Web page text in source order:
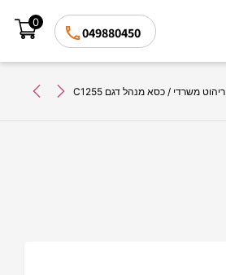
049880450
0
ריהוט משרדי / כסא מנהל דגם C1255